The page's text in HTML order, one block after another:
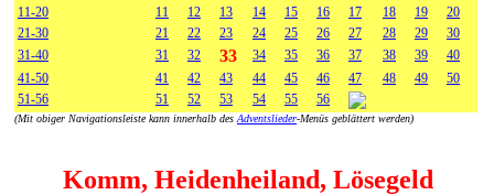
11-20
11 12 13 14 15 16 17 18 19
20
21-30
21 22 23 24 25 26 27 28 29
30
31-40
31 32 33 34 35 36 37 38 39
40
41-50
41 42 43 44 45 46 47 48 49
50
51-56
51 52 53 54 55 56
(Mit obiger Navigationsleiste kann innerhalb des Adventslieder-Menüs geblättert werden)
Komm, Heidenheiland, Lösegeld